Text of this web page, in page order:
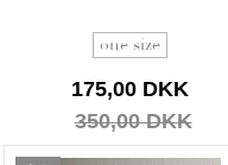
one size
175,00 DKK
350,00 DKK